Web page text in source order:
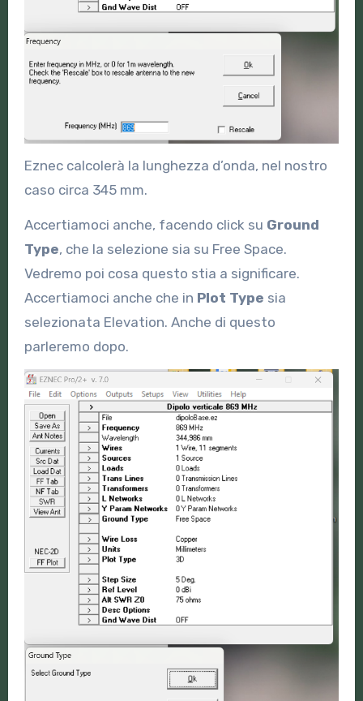
Eznec calcolerà la lunghezza d’onda, nel nostro
caso circa 345 mm.
Accertiamoci anche, facendo click su Ground
Type, che la selezione sia su Free Space.
Vedremo poi cosa questo stia a significare.
Accertiamoci anche che in Plot Type sia
selezionata Elevation. Anche di questo
parleremo dopo.